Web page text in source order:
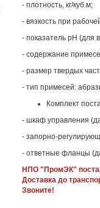
- плотность, кг/куб.м;
- вязкость при
- показатель pH (для
- содержание
- размер твердых
- тип примесей:
Комплект
- шкаф управления
- запорно-
- ответные фланцы
НПО "ПромЭК"
Доставка до
Звоните!